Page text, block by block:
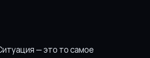
— это то самое